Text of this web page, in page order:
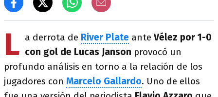
L a derrota de River Plate anteVélez por 1-0
con gol de Lucas Janson provocó un
profundo análisis en torno a la relación de los
jugadores con Marcelo Gallardo. Uno de ellos